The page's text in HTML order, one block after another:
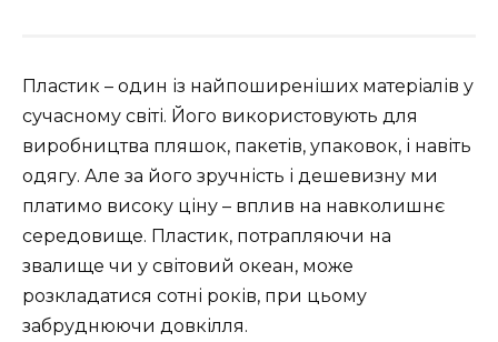
Пластик – один із найпоширеніших матеріалів у
сучасному світі. Його використовують для
виробництва пляшок, пакетів, упаковок, і навіть
одягу. Але за його зручність і дешевизну ми
платимо високу ціну – вплив на навколишнє
середовище. Пластик, потрапляючи на
звалище чи у світовий океан, може
розкладатися сотні років, при цьому
забруднюючи довкілля.